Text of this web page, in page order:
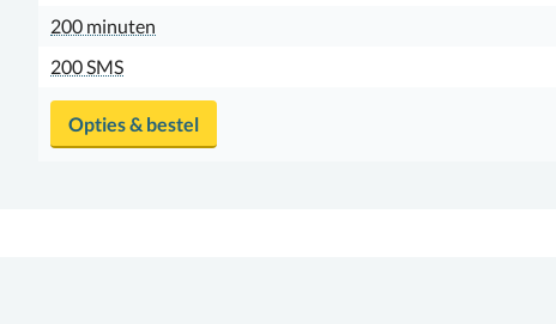
200 minuten
200 SMS
Opties & bestel